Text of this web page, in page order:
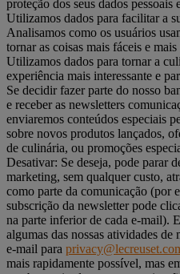
proteção dos seus dados pessoais
Utilizamos dados para facilitar a
Analisamos como os usuários
tornar as coisas mais fáceis e mais
Utilizamos dados para tornar a
experiência mais interessante e
Se decidir fazer parte do nosso
e receber as newsletters
enviaremos conteúdos especiais
sobre novos produtos lançados,
de culinária, ou promoções
Desativar: Se deseja, pode parar
marketing, sem qualquer custo,
como parte da comunicação (por
subscrição da newsletter pode
na parte inferior de cada e-mail).
algumas das nossas atividades
e-mail para
mais rapidamente possível, mas